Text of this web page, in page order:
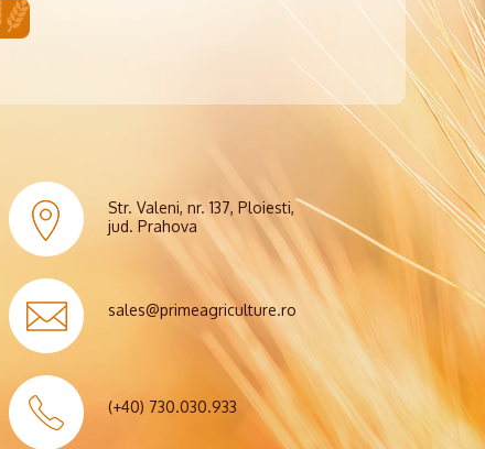
Str. Valeni, nr. 137, Ploiesti,
jud. Prahova
sales@primeagriculture.ro
(+40) 730.030.933